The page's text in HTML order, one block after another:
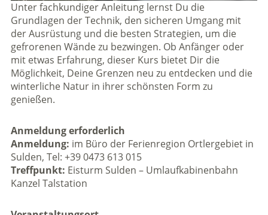
Unter fachkundiger Anleitung lernst Du die
Grundlagen der Technik, den sicheren Umgang mit
der Ausrüstung und die besten Strategien, um die
gefrorenen Wände zu bezwingen. Ob Anfänger oder
mit etwas Erfahrung, dieser Kurs bietet Dir die
Möglichkeit, Deine Grenzen neu zu entdecken und die
winterliche Natur in ihrer schönsten Form zu
genießen.
Anmeldung erforderlich
Anmeldung: im Büro der Ferienregion Ortlergebiet in
Sulden, Tel: +39 0473 613 015
Treffpunkt: Eisturm Sulden – Umlaufkabinenbahn
Kanzel Talstation